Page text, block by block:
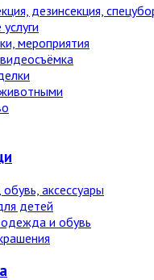
дезинсекция,
мероприятия
аксессуары
детей
и обувь